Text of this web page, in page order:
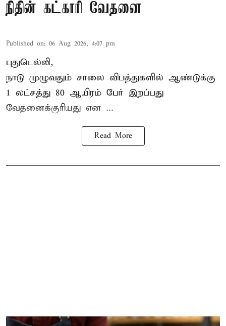
நிதின் கட்காரி வேதனை
Published on: 06 Aug 2026, 4:07 pm
புதுடெல்லி,
நாடு முழுவதும் சாலை விபத்துகளில் ஆண்டுக்கு
1 லட்சத்து 80 ஆயிரம் பேர் இறப்பது
வேதனைக்குரியது என ...
Read More